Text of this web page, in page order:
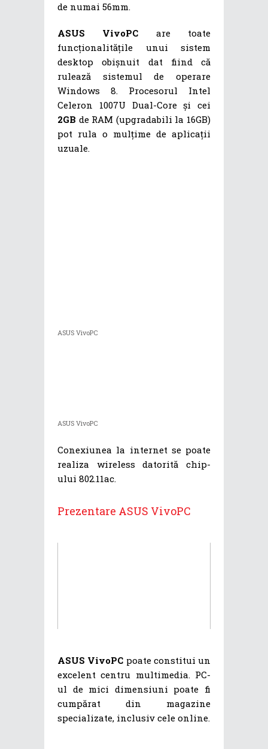
de numai 56mm.
ASUS VivoPC are toate
funcționalitățile unui sistem
desktop obișnuit dat fiind că
rulează sistemul de operare
Windows 8. Procesorul Intel
Celeron 1007U Dual-Core și cei
2GB de RAM (upgradabili la 16GB)
pot rula o mulțime de aplicații
uzuale.
ASUS VivoPC
ASUS VivoPC
Conexiunea la internet se poate
realiza wireless datorită chip-
ului 802.11ac.
Prezentare ASUS VivoPC
ASUS VivoPC poate constitui un
excelent centru multimedia. PC-
ul de mici dimensiuni poate fi
cumpărat din magazine
specializate, inclusiv cele online.